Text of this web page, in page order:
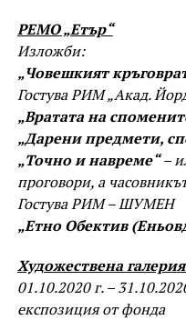
РЕМО „Етър“
Изложби:
„Човешкият
Гостува РИМ „Акад.
„Вратата на
„Дарени предмети,
„Точно и навреме“–
проговори, а
Гостува РИМ – ШУМЕН
„Етно Обектив
Художествена
01.10.2020 г. –
експозиция от фонда